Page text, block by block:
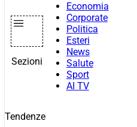
Sezioni
Economia
Corporate
Politica
Esteri
News
Salute
Sport
AI TV
Tendenze